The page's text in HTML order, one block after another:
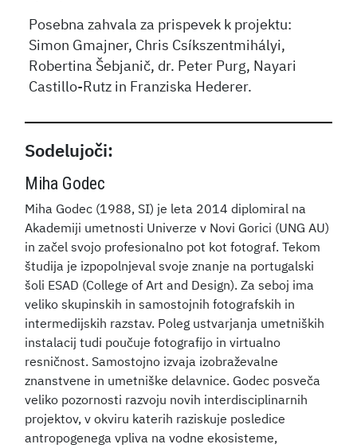
Posebna zahvala za prispevek k projektu:
Simon Gmajner, Chris Csíkszentmihályi,
Robertina Šebjanič, dr. Peter Purg, Nayari
Castillo-Rutz in Franziska Hederer.
Sodelujoči:
Miha Godec
Miha Godec (1988, SI) je leta 2014 diplomiral na
Akademiji umetnosti Univerze v Novi Gorici (UNG AU)
in začel svojo profesionalno pot kot fotograf. Tekom
študija je izpopolnjeval svoje znanje na portugalski
šoli ESAD (College of Art and Design). Za seboj ima
veliko skupinskih in samostojnih fotografskih in
intermedijskih razstav. Poleg ustvarjanja umetniških
instalacij tudi poučuje fotografijo in virtualno
resničnost. Samostojno izvaja izobraževalne
znanstvene in umetniške delavnice. Godec posveča
veliko pozornosti razvoju novih interdisciplinarnih
projektov, v okviru katerih raziskuje posledice
antropogenega vpliva na vodne ekosisteme,